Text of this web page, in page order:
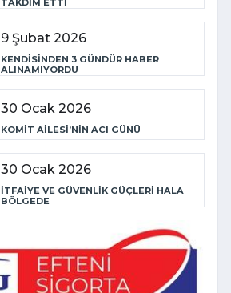
TAKDİM ETTİ
9 Şubat 2026
KENDİSİNDEN 3 GÜNDÜR HABER
ALINAMIYORDU
30 Ocak 2026
KOMİT AİLESİ’NİN ACI GÜNÜ
30 Ocak 2026
İTFAİYE VE GÜVENLİK GÜÇLERİ HALA
BÖLGEDE